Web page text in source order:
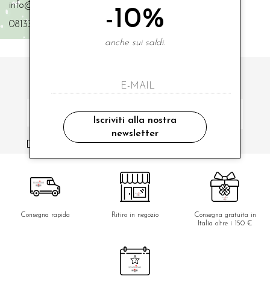
info@scaglionebimbi.com
0813331162
ISCRIVITI ALLA NOSTRA NEWSLETTER
ho letto ed accettato le condizioni sulla privacy.
Consegna rapida Ritiro in negozio
Consegna gratuita in
Italia oltre i 150 €
-10%
anche sui saldi.
Iscriviti alla nostra
newsletter